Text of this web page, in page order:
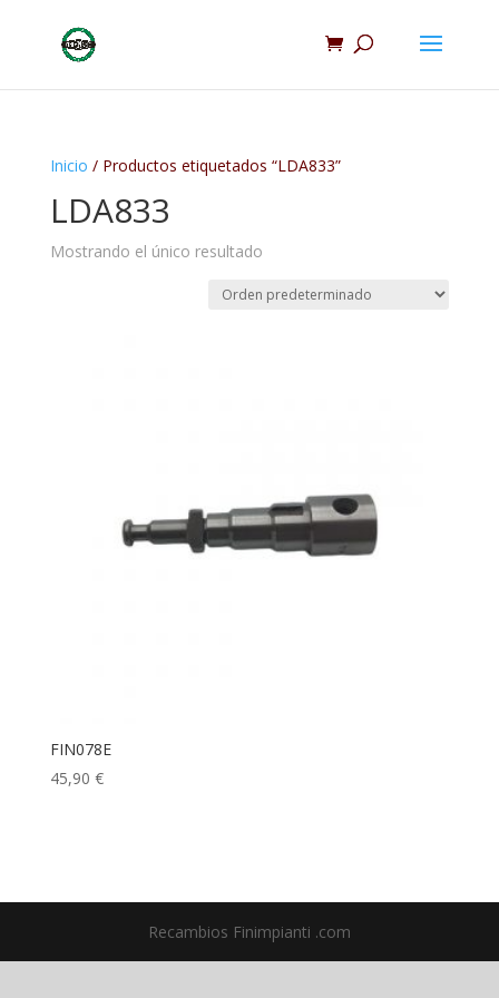
Inicio / Productos etiquetados “LDA833”
LDA833
Mostrando el único resultado
FIN078E
45,90 €
Recambios Finimpianti .com